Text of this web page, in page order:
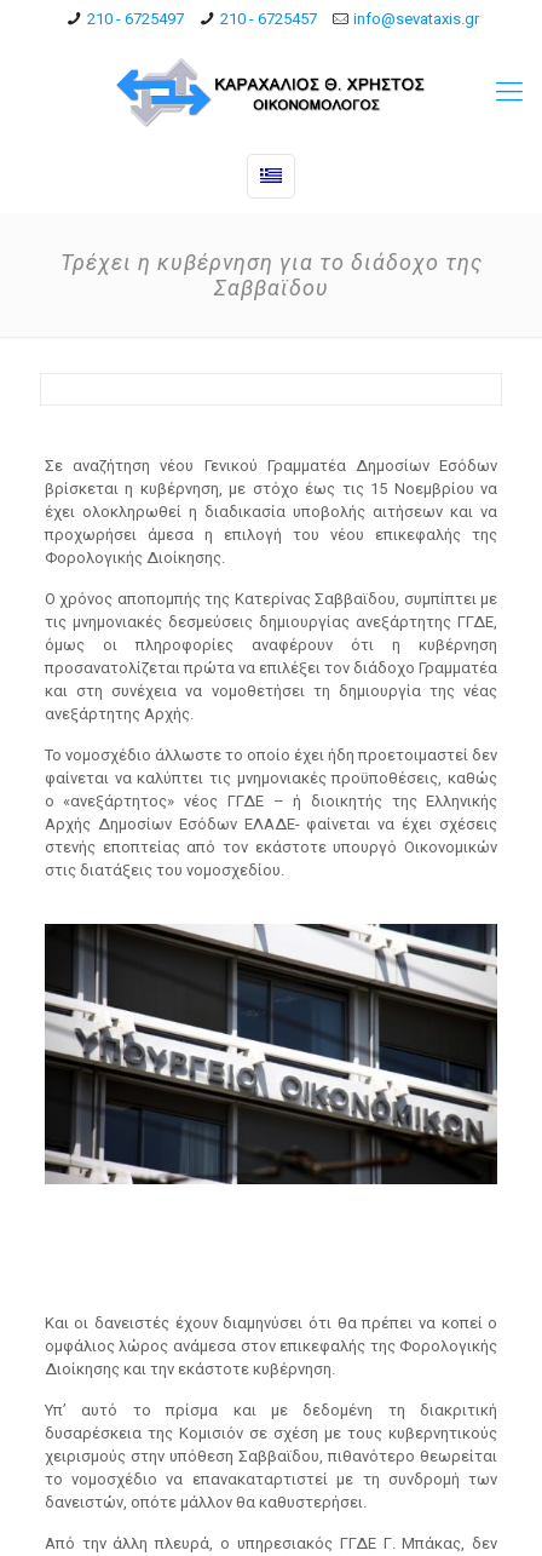
210 - 6725497 210 - 6725457 info@sevataxis.gr
Τρέχει η κυβέρνηση για το διάδοχο της
Σαββαϊδου
Σε αναζήτηση νέου Γενικού Γραμματέα Δημοσίων Εσόδων
βρίσκεται η κυβέρνηση, με στόχο έως τις 15 Νοεμβρίου να
έχει ολοκληρωθεί η διαδικασία υποβολής αιτήσεων και να
προχωρήσει άμεσα η επιλογή του νέου επικεφαλής της
Φορολογικής Διοίκησης.
Ο χρόνος αποπομπής της Κατερίνας Σαββαϊδου, συμπίπτει με
τις μνημονιακές δεσμεύσεις δημιουργίας ανεξάρτητης ΓΓΔΕ,
όμως οι πληροφορίες αναφέρουν ότι η κυβέρνηση
προσανατολίζεται πρώτα να επιλέξει τον διάδοχο Γραμματέα
και στη συνέχεια να νομοθετήσει τη δημιουργία της νέας
ανεξάρτητης Αρχής.
Το νομοσχέδιο άλλωστε το οποίο έχει ήδη προετοιμαστεί δεν
φαίνεται να καλύπτει τις μνημονιακές προϋποθέσεις, καθώς
ο «ανεξάρτητος» νέος ΓΓΔΕ – ή διοικητής της Ελληνικής
Αρχής Δημοσίων Εσόδων ΕΛΑΔΕ- φαίνεται να έχει σχέσεις
στενής εποπτείας από τον εκάστοτε υπουργό Οικονομικών
στις διατάξεις του νομοσχεδίου.
Και οι δανειστές έχουν διαμηνύσει ότι θα πρέπει να κοπεί ο
ομφάλιος λώρος ανάμεσα στον επικεφαλής της Φορολογικής
Διοίκησης και την εκάστοτε κυβέρνηση.
Υπ’ αυτό το πρίσμα και με δεδομένη τη διακριτική
δυσαρέσκεια της Κομισιόν σε σχέση με τους κυβερνητικούς
χειρισμούς στην υπόθεση Σαββαϊδου, πιθανότερο θεωρείται
το νομοσχέδιο να επανακαταρτιστεί με τη συνδρομή των
δανειστών, οπότε μάλλον θα καθυστερήσει.
Από την άλλη πλευρά, ο υπηρεσιακός ΓΓΔΕ Γ. Μπάκας, δεν